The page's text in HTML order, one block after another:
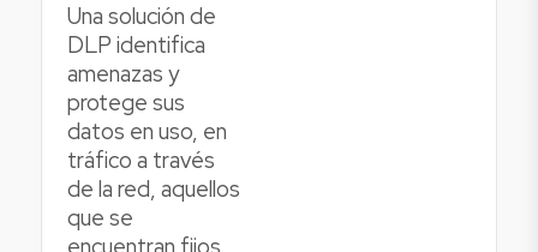
Una solución de
DLP identifica
amenazas y
protege sus
datos en uso, en
tráfico a través
de la red, aquellos
que se